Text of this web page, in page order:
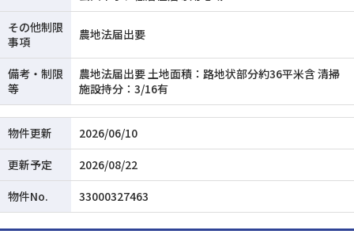
その他制限
事項
農地法届出要
備考・制限
等
農地法届出要 土地面積：路地状部分約36平米含 清掃
施設持分：3/16有
物件更新
2026/06/10
更新予定
2026/08/22
物件No.
33000327463